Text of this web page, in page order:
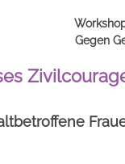
Gegen